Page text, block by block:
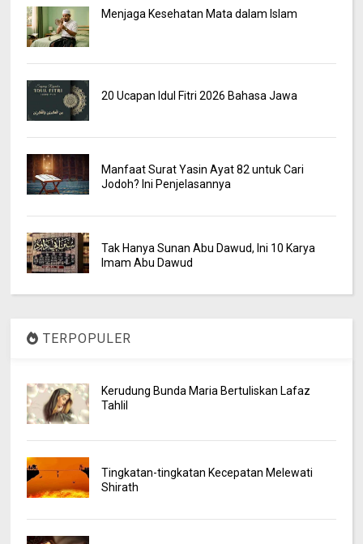
Menjaga Kesehatan Mata dalam Islam
20 Ucapan Idul Fitri 2026 Bahasa Jawa
Manfaat Surat Yasin Ayat 82 untuk Cari
Jodoh? Ini Penjelasannya
Tak Hanya Sunan Abu Dawud, Ini 10 Karya
Imam Abu Dawud
TERPOPULER
Kerudung Bunda Maria Bertuliskan Lafaz
Tahlil
Tingkatan-tingkatan Kecepatan Melewati
Shirath